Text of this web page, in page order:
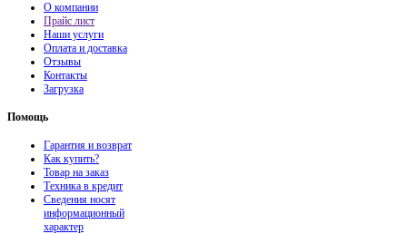
О компании
Прайс лист
Наши услуги
Оплата и доставка
Отзывы
Контакты
Загрузка
Помощь
Гарантия и возврат
Как купить?
Товар на заказ
Техника в кредит
Сведения носят
информационный
характер